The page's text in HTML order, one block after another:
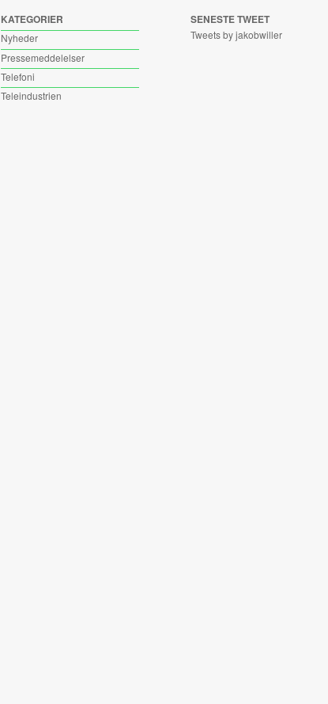
KATEGORIER
Nyheder
Pressemeddelelser
Telefoni
Teleindustrien
SENESTE TWEET
Tweets by jakobwiller